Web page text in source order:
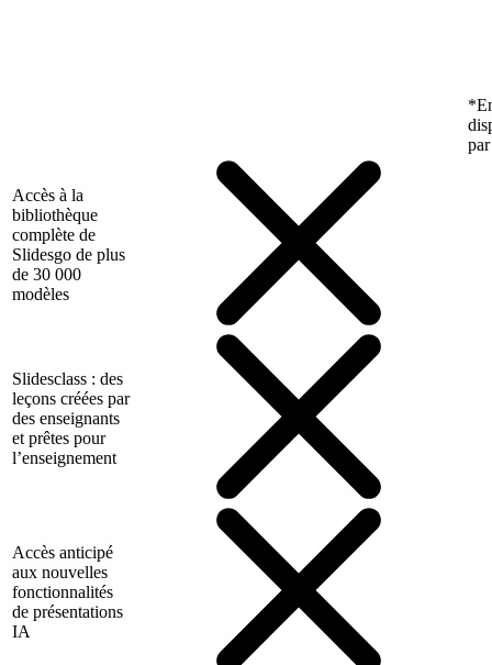
Accès à la
bibliothèque
complète de
Slidesgo de plus
de 30 000
modèles
Slidesclass : des
leçons créées par
des enseignants
et prêtes pour
l’enseignement
Accès anticipé
aux nouvelles
fonctionnalités
de présentations
IA